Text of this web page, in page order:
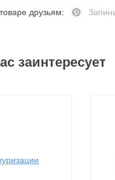
друзьям:
заинтересует